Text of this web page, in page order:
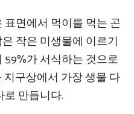
면에서 먹이를 먹는 곤
작은 미생물에 이르기
가 서식하는 것으로
구상에서 가장 생물 다
만듭니다.